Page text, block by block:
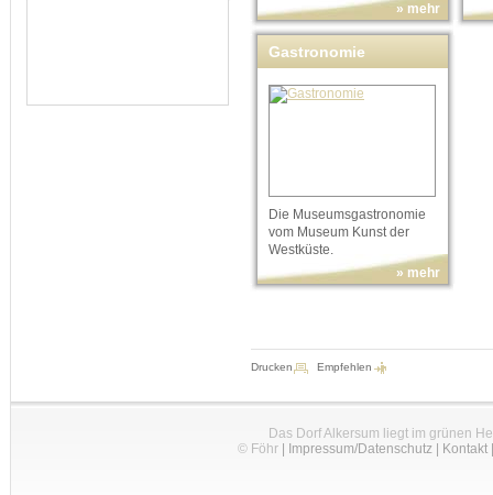
» mehr
Gastronomie
Die Museumsgastronomie
vom Museum Kunst der
Westküste.
» mehr
Drucken Empfehlen
Das Dorf Alkersum liegt im grünen
© Föhr| Impressum/Datenschutz| Kontakt